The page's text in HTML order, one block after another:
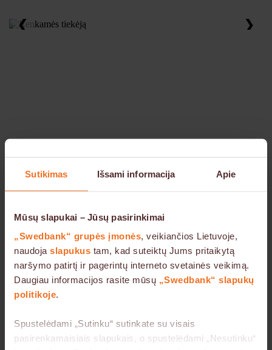
Sutikimas Išsami informacija Apie
Mūsų slapukai – Jūsų pasirinkimai
„Swedbank“ grupės įmonės, veikiančios Lietuvoje,
naudoja slapukus tam, kad suteiktų Jums pritaikytą
naršymo patirtį ir pagerintų interneto svetainės veikimą.
Daugiau informacijos rasite mūsų „Swedbank“ slapukų
politikoje.
Spustelėdami „Sutinku“ sutinkate su visais
pasirenkamaisiais slapukais, o spustelėdami „Nesutinku“
Įmonių patirtys: reikalauja sertifikatų,
Anot VMG grupės Tvarumo departamento